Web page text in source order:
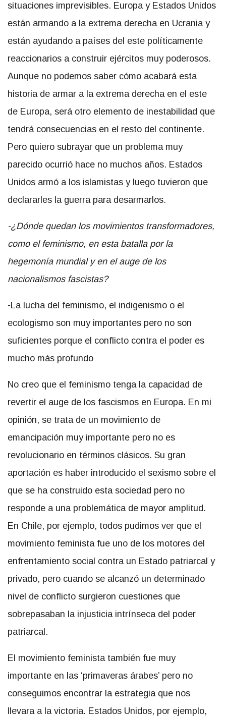
situaciones imprevisibles. Europa y Estados Unidos
están armando a la extrema derecha en Ucrania y
están ayudando a países del este políticamente
reaccionarios a construir ejércitos muy poderosos.
Aunque no podemos saber cómo acabará esta
historia de armar a la extrema derecha en el este
de Europa, será otro elemento de inestabilidad que
tendrá consecuencias en el resto del continente.
Pero quiero subrayar que un problema muy
parecido ocurrió hace no muchos años. Estados
Unidos armó a los islamistas y luego tuvieron que
declararles la guerra para desarmarlos.
-¿Dónde quedan los movimientos transformadores,
como el feminismo, en esta batalla por la
hegemonía mundial y en el auge de los
nacionalismos fascistas?
-La lucha del feminismo, el indigenismo o el
ecologismo son muy importantes pero no son
suficientes porque el conflicto contra el poder es
mucho más profundo
No creo que el feminismo tenga la capacidad de
revertir el auge de los fascismos en Europa. En mi
opinión, se trata de un movimiento de
emancipación muy importante pero no es
revolucionario en términos clásicos. Su gran
aportación es haber introducido el sexismo sobre el
que se ha construido esta sociedad pero no
responde a una problemática de mayor amplitud.
En Chile, por ejemplo, todos pudimos ver que el
movimiento feminista fue uno de los motores del
enfrentamiento social contra un Estado patriarcal y
privado, pero cuando se alcanzó un determinado
nivel de conflicto surgieron cuestiones que
sobrepasaban la injusticia intrínseca del poder
patriarcal.
El movimiento feminista también fue muy
importante en las ‘primaveras árabes’ pero no
conseguimos encontrar la estrategia que nos
llevara a la victoria. Estados Unidos, por ejemplo,